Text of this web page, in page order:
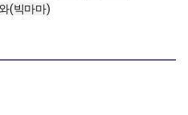
(빅마마)